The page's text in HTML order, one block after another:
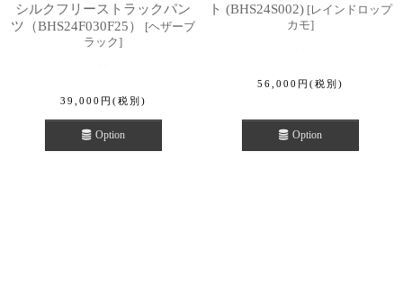
シルクフリーストラックパン
ツ（BHS24F030F25）
[ヘザーブ
ラック]
39,000 円 (税別)
Option
ト (BHS24S002) [レインドロップ
カモ]
56,000 円 (税別)
Option